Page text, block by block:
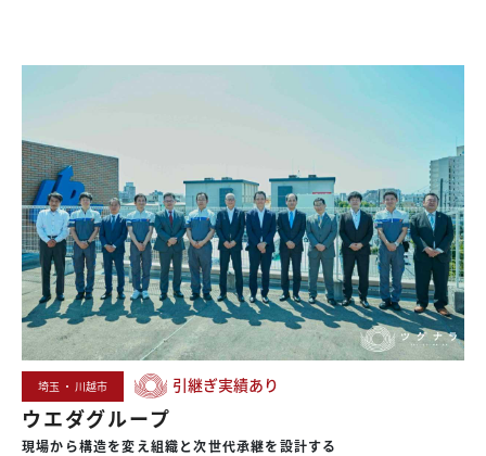
埼玉 ・ 川越市 引継ぎ実績あり
ウエダグループ
現場から構造を変え組織と次世代承継を設計する